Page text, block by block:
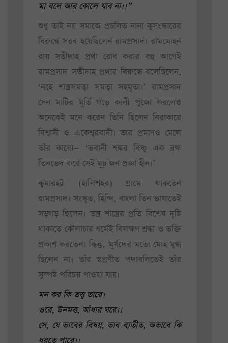
মা বলে আর কোলে যাব না।।”
শুধু তাই নয় সমাজে প্রচলিত নানা কুসংস্কারের
বিরুদ্ধে সরব হয়েছিলেন রামপ্রসাদ। রামমোহন
রায় সতীদাহ প্রথা রোধ করার বহু আগেই
রামপ্রসাদ সতীদাহ প্রথার বিরুদ্ধে বলেছিলেন,
‘নহে শাস্ত্রসমত্বা সমত্বা সহমৃতা।’ রামপ্রসাদ
সেন মাটির মূর্তি গড়ে কালী পুজো করলেও
অনেকেই মনে করেন তিনি ছিলেন নিরাকারে
বিশ্বাসী ও একেশ্বরবাদী। তার প্রমাণও মেলে
তাঁর কাব্যে— ‘ভবানী শঙ্কর বিষ্ণু এক ব্রহ্ম
তিনভেদ করে সেই মূঢ় জন প্রজ্ঞা হীন।’
কুমারহট্ট (হালিশহর) গ্রামে থাকতেন
রামপ্রসাদ। সংস্কৃত, হিন্দি, বাংলা তিন ভাষাতেই
সড়গড় ছিলেন। তন্ত্র শাস্ত্রের প্রতি বিশেষ দৃষ্টি
থাকাতে কৌলাচার ধর্মেই বিলক্ষণ শ্রদ্ধা ও ভক্তি
প্রকাশ করতেন। কিন্তু, মূর্খদের মতো মোহ মুগ্ধ
ছিলেন না। তাঁর স্বপ্রণীত পদাবলিতেই তাঁর
সুস্পষ্ট পরিচয় পাওয়া যায়।
মন কর কি তত্ত্ব তারে।
ওরে, উনমত্ত, আঁধার ঘরে।।
সে, যে ভাবের বিষয়, ভাব ব্যতীত, অভাবে কি